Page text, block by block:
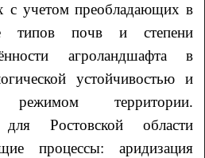
с учетом преобладающих в
типов почв и степени
агроландшафта в
устойчивостью и
режимом территории.
Ростовской области
процессы: аридизация